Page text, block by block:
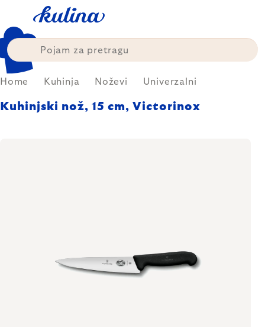
content
Home Kuhinja Noževi Univerzalni
Kuhinjski nož, 15 cm, Victorinox